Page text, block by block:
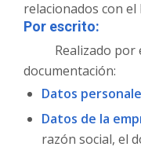
relacionados con
Por escrito:
Realizado por el
documentación:
Datos
Datos de la
razón social, el